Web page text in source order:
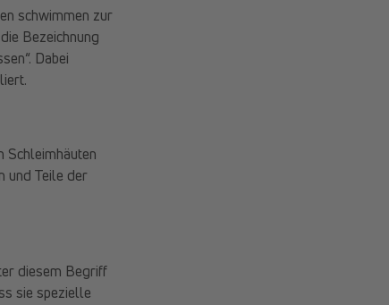
schwimmen zur
Bezeichnung
Dabei
Schleimhäuten
und Teile der
diesem Begriff
sie spezielle